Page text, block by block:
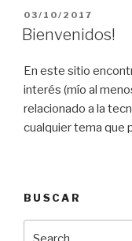
POSTED
ON
03/10/2017
Bienvenidos!
En este sitio
interés (mío al
relacionado a la
cualquier tema que
BUSCAR